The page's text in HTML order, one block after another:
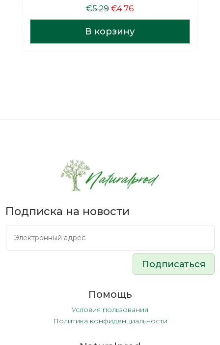
€5.29 Первоначальная
цена
составляла
€5.29.
€4.76Текущая
цена:
€4.76.
В корзину
Подписка на новости
Подписаться
Помощь
Условия пользования
Политика конфиденциальности